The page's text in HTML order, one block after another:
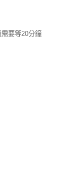
要等20分鐘